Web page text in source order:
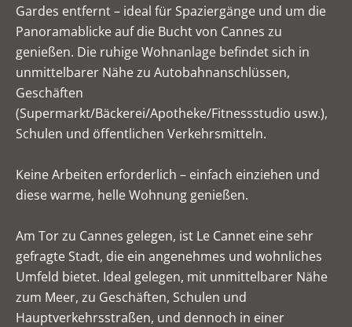
Gardes entfernt – ideal für Spaziergänge und um die
Panoramablicke auf die Bucht von Cannes zu
genießen. Die ruhige Wohnanlage befindet sich in
unmittelbarer Nähe zu Autobahnanschlüssen,
Geschäften
(Supermarkt/Bäckerei/Apotheke/Fitnessstudio usw.),
Schulen und öffentlichen Verkehrsmitteln.
Keine Arbeiten erforderlich – einfach einziehen und
diese warme, helle Wohnung genießen.
Am Tor zu Cannes gelegen, ist Le Cannet eine sehr
gefragte Stadt, die ein angenehmes und wohnliches
Umfeld bietet. Ideal gelegen, mit unmittelbarer Nähe
zum Meer, zu Geschäften, Schulen und
Hauptverkehrsstraßen, und dennoch in einer